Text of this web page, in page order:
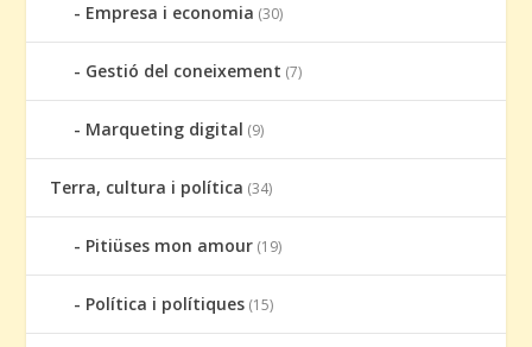
Empresa i economia (30)
Gestió del coneixement (7)
Marqueting digital (9)
Terra, cultura i política (34)
Pitiüses mon amour (19)
Política i polítiques (15)